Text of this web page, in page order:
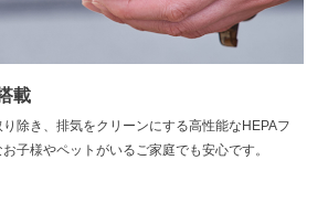
載
除き、排気をクリーンにする高性能なHEPAフ
子様やペットがいるご家庭でも安心です。